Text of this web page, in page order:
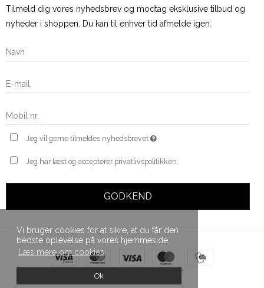
Vi bruger cookies for at sikre, at du får den
bedste oplevelse på vores hjemmeside.
Læs mere om cookies
Ok
Tilmeld dig vores nyhedsbrev og modtag eksklusive tilbud og
nyheder i shoppen. Du kan til enhver tid afmelde igen.
Jeg vil gerne tilmeldes nyhedsbrevet
Jeg har læst og accepterer privatlivspolitikken.
GODKEND
Skabt med ♥ af DanDomain